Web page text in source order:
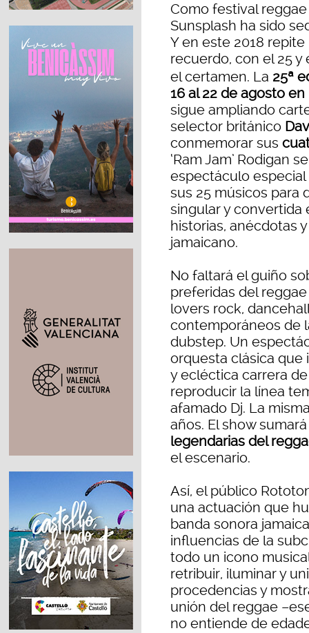
Como festival
Sunsplash ha sido
Y en este 2018
recuerdo, con el 25
el certamen. La 25ª
16 al 22 de agosto
sigue ampliando
selector británico
conmemorar sus
‘Ram Jam’ Rodigan
espectáculo
sus 25 músicos para
singular y convertida
historias, anécdotas
jamaicano.
No faltará el guiño
preferidas del
lovers rock,
contemporáneos de
dubstep. Un
orquesta clásica que
y ecléctica carrera
reproducir la línea
afamado Dj. La
años. El show
legendarias del
el escenario.
Así, el público
una actuación que
banda sonora
influencias de la
todo un icono
retribuir, iluminar y
procedencias y
unión del reggae
no entiende de